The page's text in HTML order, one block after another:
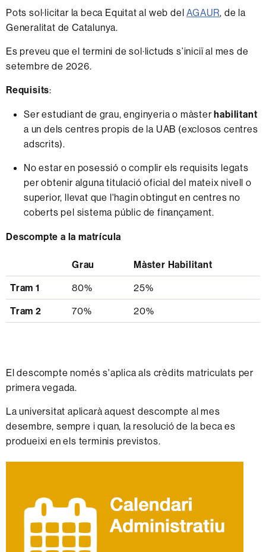
Pots sol·licitar la beca Equitat al web delAGAUR, de la
Generalitat de Catalunya.
Es preveu que el termini de sol·lictuds s’iniciï al mes de
setembre de 2026.
Requisits:
Ser estudiant de grau, enginyeria o màsterhabilitant
a un dels centres propis de la UAB (exclosos centres
adscrits).
No estar en posessió o complir els requisits legats
per obtenir alguna titulació oficial del mateix nivell o
superior, llevat que l'hagin obtingut en centres no
coberts pel sistema públic de finançament.
Descompte a la matrícula
Grau
Màster Habilitant
Tram 1
80%
25%
Tram 2
70% 20%
El descompte només s'aplica als crèdits matriculats per
primera vegada.
La universitat aplicarà aquest descompte al mes
desembre, sempre i quan, la resolució de la beca es
produeixi en els terminis previstos.
Informació